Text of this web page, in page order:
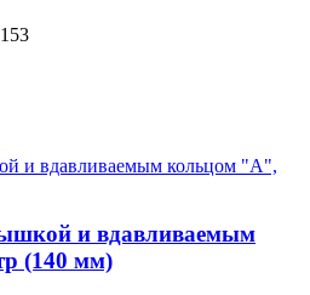
153
и вдавливаемым
(140 мм)